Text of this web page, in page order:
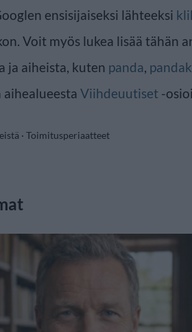
ensisijaiseksi lähteeksi
Voit myös lukea lisää tähän
ja aiheista, kuten panda
aihealueesta Viihdeuutiset -
· Toimitusperiaatteet